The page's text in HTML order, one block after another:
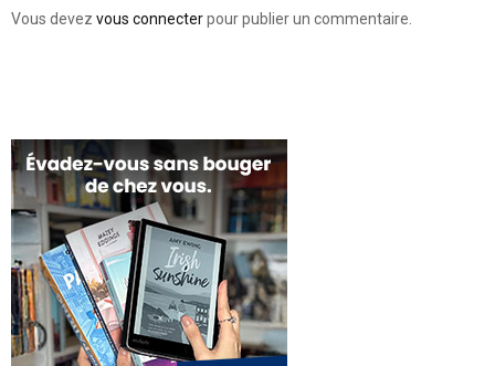
Vous devez vous connecterpour publier un commentaire.